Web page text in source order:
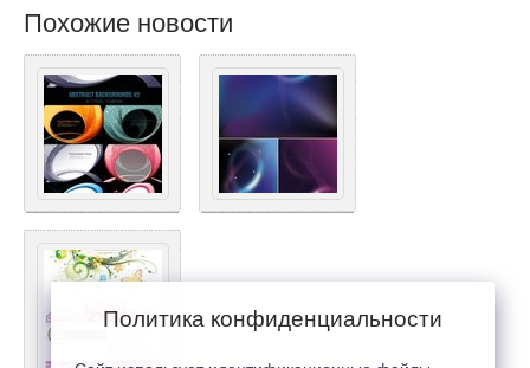
Похожие новости
Политика конфиденциальности